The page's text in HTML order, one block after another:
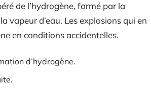
de l’hydrogène, formé par la
vapeur d’eau. Les explosions qui en
en conditions accidentelles.
d’hydrogène.